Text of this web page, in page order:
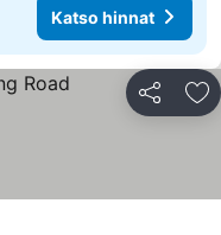
Katso hinnat
Jaa